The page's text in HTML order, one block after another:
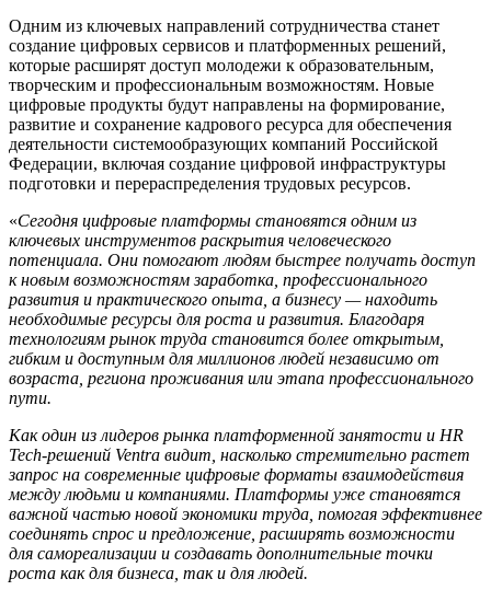
Одним из ключевых направлений сотрудничества станет
создание цифровых сервисов и платформенных решений,
которые расширят доступ молодежи к образовательным,
творческим и профессиональным возможностям. Новые
цифровые продукты будут направлены на формирование,
развитие и сохранение кадрового ресурса для обеспечения
деятельности системообразующих компаний Российской
Федерации, включая создание цифровой инфраструктуры
подготовки и перераспределения трудовых ресурсов.
«Сегодня цифровые платформы становятся одним из
ключевых инструментов раскрытия человеческого
потенциала. Они помогают людям быстрее получать доступ
к новым возможностям заработка, профессионального
развития и практического опыта, а бизнесу — находить
необходимые ресурсы для роста и развития. Благодаря
технологиям рынок труда становится более открытым,
гибким и доступным для миллионов людей независимо от
возраста, региона проживания или этапа профессионального
пути.
Как один из лидеров рынка платформенной занятости и HR
Tech-решений Ventra видит, насколько стремительно растет
запрос на современные цифровые форматы взаимодействия
между людьми и компаниями. Платформы уже становятся
важной частью новой экономики труда, помогая эффективнее
соединять спрос и предложение, расширять возможности
для самореализации и создавать дополнительные точки
роста как для бизнеса, так и для людей.